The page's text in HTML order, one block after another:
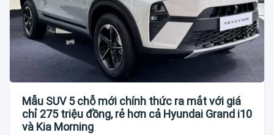
Mẫu SUV 5 chỗ mới chính thức ra mắt với giá
chỉ 275 triệu đồng, rẻ hơn cả Hyundai Grand i10
và Kia Morning